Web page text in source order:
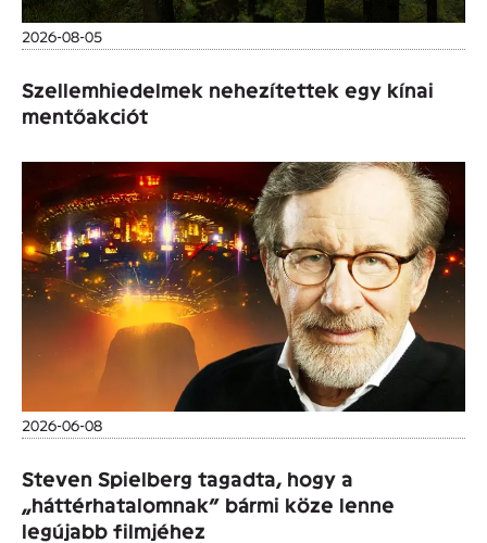
2026-08-05
Szellemhiedelmek nehezítettek egy kínai
mentőakciót
2026-06-08
Steven Spielberg tagadta, hogy a
„háttérhatalomnak” bármi köze lenne
legújabb filmjéhez